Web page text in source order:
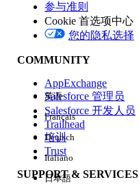
版本
体验
参与准则
Cookie 首选项中心
您的隐私选择
COMMUNITY
AppExchange
Salesforce 管理员
Salesforce 开发人员
Trailhead
培训
Trust
SUPPORT & SERVICES
英语
Français
Deutsch
Italiano
日本語